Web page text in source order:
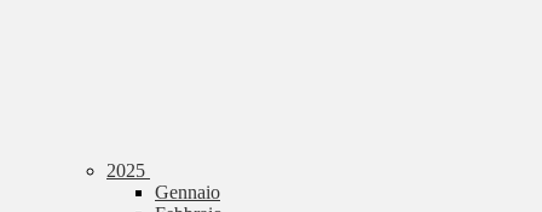
2025
Gennaio